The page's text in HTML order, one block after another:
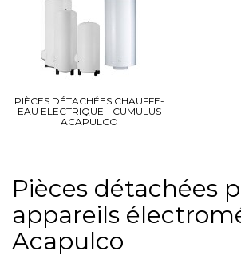
PIÈCES DÉTACHÉES CHAUFFE-
EAU ELECTRIQUE - CUMULUS
ACAPULCO
Pièces détachées
appareils
Acapulco